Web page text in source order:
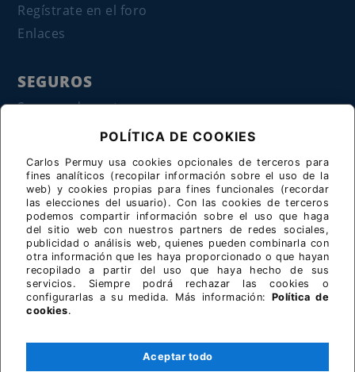
Regístrate en el foro
Enlaces
SEGUROS
Seguros de moto
Tienda BMWMOTOS.COM
Empresas BMW
Clasificados
UTILIDADES
Rutas GPS
Mantenimiento
POLÍTICA DE COOKIES
Carlos Permuy usa cookies opcionales de terceros para
fines analíticos (recopilar información sobre el uso de la
web) y cookies propias para fines funcionales (recordar
las elecciones del usuario). Con las cookies de terceros
podemos compartir información sobre el uso que haga
del sitio web con nuestros partners de redes sociales,
publicidad o análisis web, quienes pueden combinarla con
otra información que les haya proporcionado o que hayan
recopilado a partir del uso que haya hecho de sus
servicios. Siempre podrá rechazar las cookies o
configurarlas a su medida. Más información: Política de
cookies.
Aceptar todo